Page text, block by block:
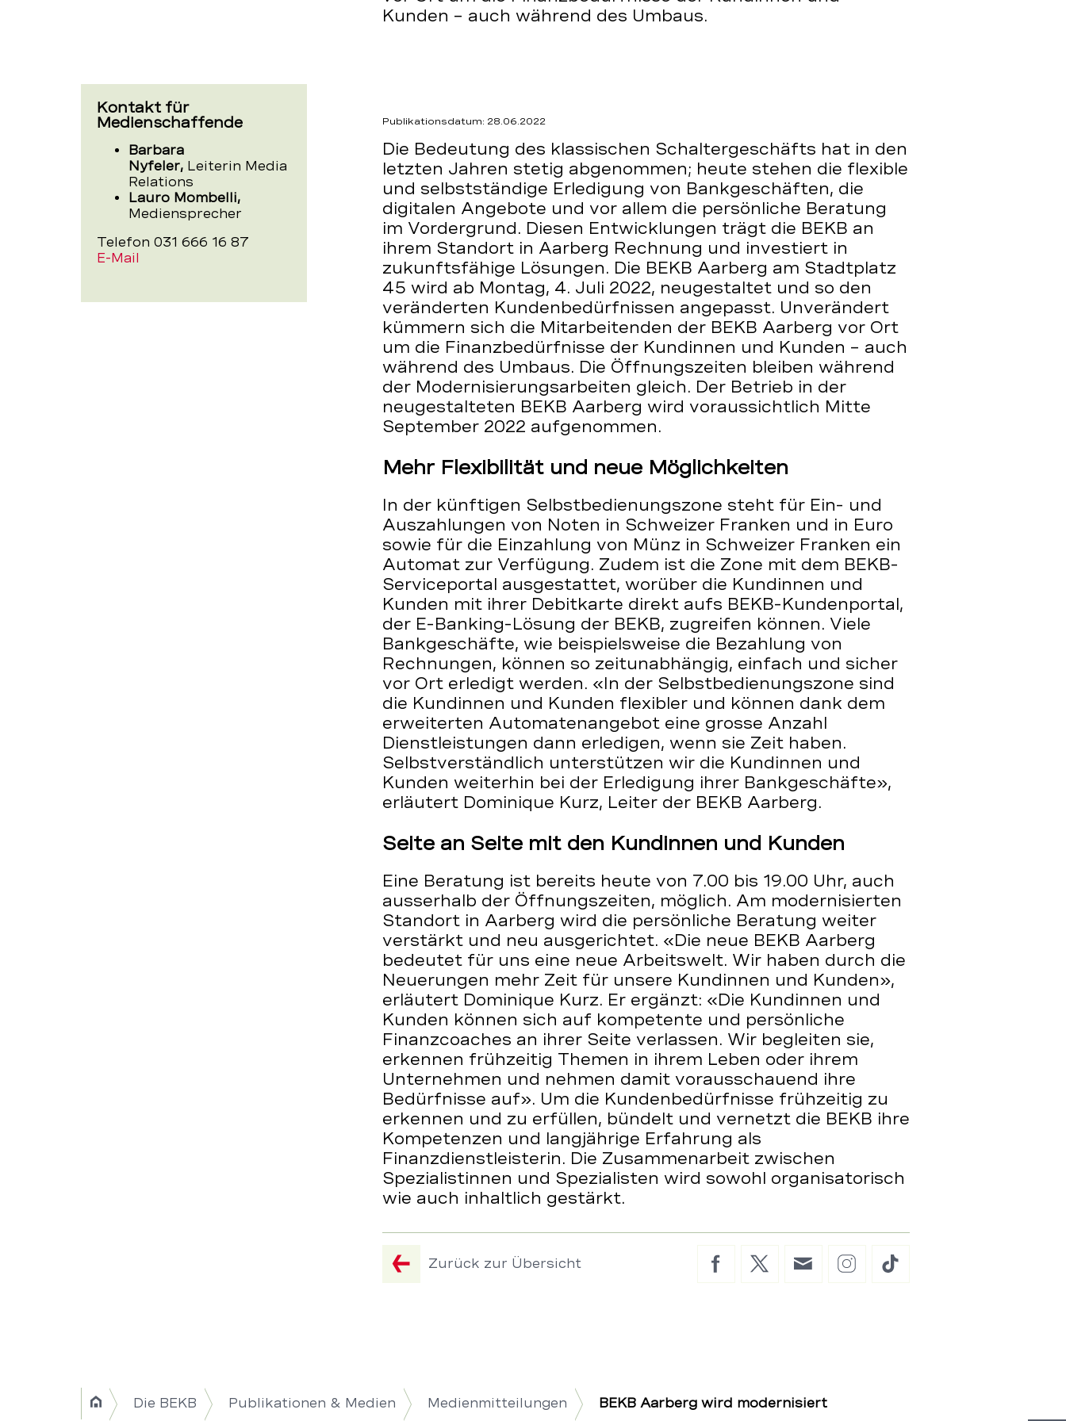
Kunden – auch während des Umbaus.
Kontakt für
Medienschaffende
Barbara
Nyfeler, Leiterin Media
Relations
Lauro Mombelli,
Mediensprecher
Telefon 031 666 16 87
E-Mail
Publikationsdatum: 28.06.2022
Die Bedeutung des klassischen Schaltergeschäfts hat in den
letzten Jahren stetig abgenommen; heute stehen die flexible
und selbstständige Erledigung von Bankgeschäften, die
digitalen Angebote und vor allem die persönliche Beratung
im Vordergrund. Diesen Entwicklungen trägt die BEKB an
ihrem Standort in Aarberg Rechnung und investiert in
zukunftsfähige Lösungen. Die BEKB Aarberg am Stadtplatz
45 wird ab Montag, 4. Juli 2022, neugestaltet und so den
veränderten Kundenbedürfnissen angepasst. Unverändert
kümmern sich die Mitarbeitenden der BEKB Aarberg vor Ort
um die Finanzbedürfnisse der Kundinnen und Kunden – auch
während des Umbaus. Die Öffnungszeiten bleiben während
der Modernisierungsarbeiten gleich. Der Betrieb in der
neugestalteten BEKB Aarberg wird voraussichtlich Mitte
September 2022 aufgenommen.
Mehr Flexibilität und neue Möglichkeiten
In der künftigen Selbstbedienungszone steht für Ein- und
Auszahlungen von Noten in Schweizer Franken und in Euro
sowie für die Einzahlung von Münz in Schweizer Franken ein
Automat zur Verfügung. Zudem ist die Zone mit dem BEKB-
Serviceportal ausgestattet, worüber die Kundinnen und
Kunden mit ihrer Debitkarte direkt aufs BEKB-Kundenportal,
der E-Banking-Lösung der BEKB, zugreifen können. Viele
Bankgeschäfte, wie beispielsweise die Bezahlung von
Rechnungen, können so zeitunabhängig, einfach und sicher
vor Ort erledigt werden. «In der Selbstbedienungszone sind
die Kundinnen und Kunden flexibler und können dank dem
erweiterten Automatenangebot eine grosse Anzahl
Dienstleistungen dann erledigen, wenn sie Zeit haben.
Selbstverständlich unterstützen wir die Kundinnen und
Kunden weiterhin bei der Erledigung ihrer Bankgeschäfte»,
erläutert Dominique Kurz, Leiter der BEKB Aarberg.
Seite an Seite mit den Kundinnen und Kunden
Eine Beratung ist bereits heute von 7.00 bis 19.00 Uhr, auch
ausserhalb der Öffnungszeiten, möglich. Am modernisierten
Standort in Aarberg wird die persönliche Beratung weiter
verstärkt und neu ausgerichtet. «Die neue BEKB Aarberg
bedeutet für uns eine neue Arbeitswelt. Wir haben durch die
Neuerungen mehr Zeit für unsere Kundinnen und Kunden»,
erläutert Dominique Kurz. Er ergänzt: «Die Kundinnen und
Kunden können sich auf kompetente und persönliche
Finanzcoaches an ihrer Seite verlassen. Wir begleiten sie,
erkennen frühzeitig Themen in ihrem Leben oder ihrem
Unternehmen und nehmen damit vorausschauend ihre
Bedürfnisse auf». Um die Kundenbedürfnisse frühzeitig zu
erkennen und zu erfüllen, bündelt und vernetzt die BEKB ihre
Kompetenzen und langjährige Erfahrung als
Finanzdienstleisterin. Die Zusammenarbeit zwischen
Spezialistinnen und Spezialisten wird sowohl organisatorisch
wie auch inhaltlich gestärkt.
Zurück zur Übersicht FacebookTwitter
E-
InstagramTikTok
Breadcrumb
Home
Die BEKB Publikationen & Medien Medienmitteilungen BEKB Aarberg wird modernisiert